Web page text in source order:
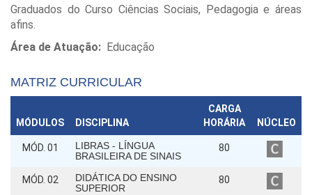
Graduados do Curso Ciências Sociais, Pedagogia e áreas
afins.
Área de Atuação: Educação
MATRIZ CURRICULAR
MÓDULOS DISCIPLINA
CARGA
HORÁRIA
NÚCLEO
MÓD. 01
LIBRAS - LÍNGUA
BRASILEIRA DE SINAIS
80
MÓD. 02
DIDÁTICA DO ENSINO
SUPERIOR
80